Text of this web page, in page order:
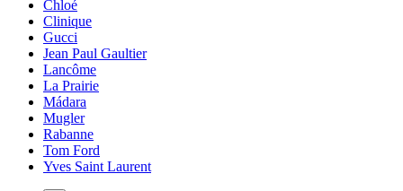
Chloé
Clinique
Gucci
Jean Paul Gaultier
Lancôme
La Prairie
Mádara
Mugler
Rabanne
Tom Ford
Yves Saint Laurent